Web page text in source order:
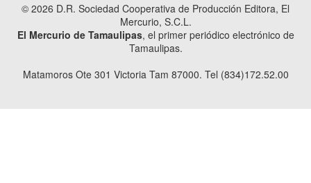
© 2026 D.R. Sociedad Cooperativa de Producción Editora, El
Mercurio, S.C.L.
El Mercurio de Tamaulipas, el primer periódico electrónico de
Tamaulipas.
Matamoros Ote 301 Victoria Tam 87000. Tel (834)172.52.00